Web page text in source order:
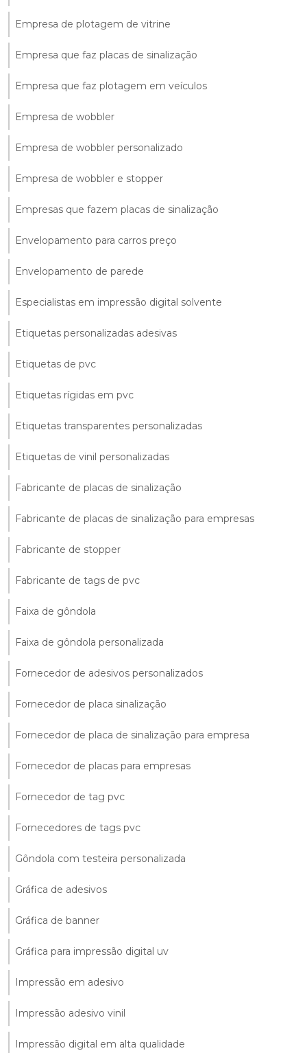
Empresa de plotagem de vitrine
Empresa que faz placas de sinalização
Empresa que faz plotagem em veículos
Empresa de wobbler
Empresa de wobbler personalizado
Empresa de wobbler e stopper
Empresas que fazem placas de sinalização
Envelopamento para carros preço
Envelopamento de parede
Especialistas em impressão digital solvente
Etiquetas personalizadas adesivas
Etiquetas de pvc
Etiquetas rígidas em pvc
Etiquetas transparentes personalizadas
Etiquetas de vinil personalizadas
Fabricante de placas de sinalização
Fabricante de placas de sinalização para empresas
Fabricante de stopper
Fabricante de tags de pvc
Faixa de gôndola
Faixa de gôndola personalizada
Fornecedor de adesivos personalizados
Fornecedor de placa sinalização
Fornecedor de placa de sinalização para empresa
Fornecedor de placas para empresas
Fornecedor de tag pvc
Fornecedores de tags pvc
Gôndola com testeira personalizada
Gráfica de adesivos
Gráfica de banner
Gráfica para impressão digital uv
Impressão em adesivo
Impressão adesivo vinil
Impressão digital em alta qualidade